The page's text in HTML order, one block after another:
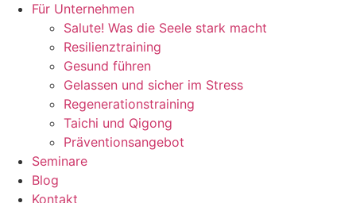
Für Unternehmen
Salute! Was die Seele stark macht
Resilienztraining
Gesund führen
Gelassen und sicher im Stress
Regenerationstraining
Taichi und Qigong
Präventionsangebot
Seminare
Blog
Kontakt